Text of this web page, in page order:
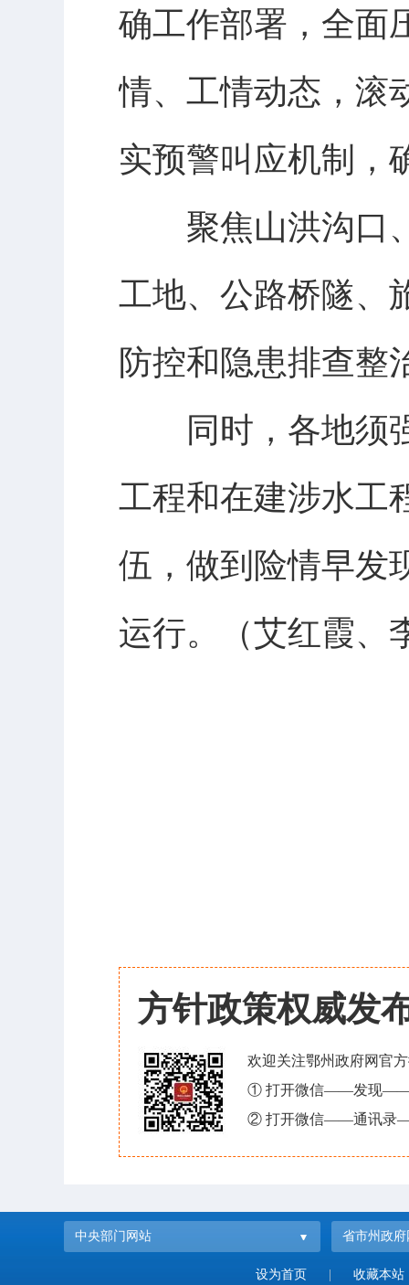
确工作部署，全面
情、工情动态，滚
实预警叫应机制，
聚焦山洪沟口、
工地、公路桥隧、
防控和隐患排查整
同时，各地须强
工程和在建涉水工
伍，做到险情早发
运行。（艾红霞、
方针政策权威发
欢迎关注鄂州政府网官
① 打开微信——发现——
② 打开微信——通讯录
中央部门网站 省市州政府
设为首页 收藏本站